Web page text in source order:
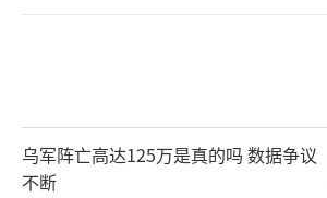
乌军阵亡高达125万是真的吗 数据争议
不断